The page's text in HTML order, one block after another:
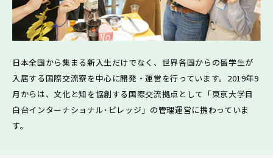
日本全国から集まる新入生だけでなく、世界各国からの留学生が
入居する国際交流寮を中心に開発・運営を行っています。2019年9
月からは、文化と知を協創する国際交流拠点として「東京大学目
白台インターナショナル･ビレッジ」の管理運営に携わっていま
す。